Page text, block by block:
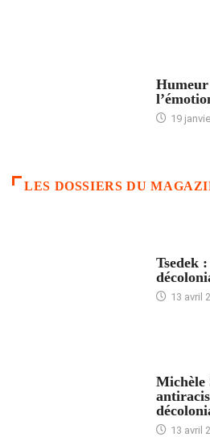
19
LES DOSSIERS DU
Tsedek
13 avril
Michèle
13 avril